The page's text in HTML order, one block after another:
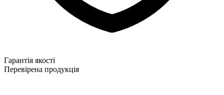
Гарантія якості
Перевірена продукція